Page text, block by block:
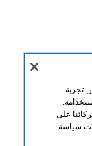
تجربة
على
سياسة